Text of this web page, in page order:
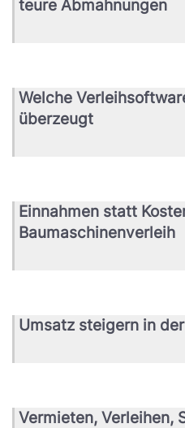
teure Abmahnungen
Welche
überzeugt
Einnahmen statt
Baumaschinenverleih
Umsatz steigern in
Vermieten, Verleihen,